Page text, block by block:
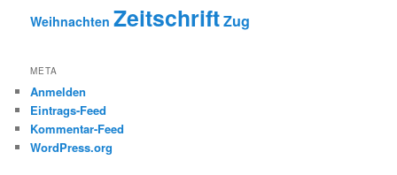
Weihnachten ZeitschriftZug
META
Anmelden
Eintrags-Feed
Kommentar-Feed
WordPress.org